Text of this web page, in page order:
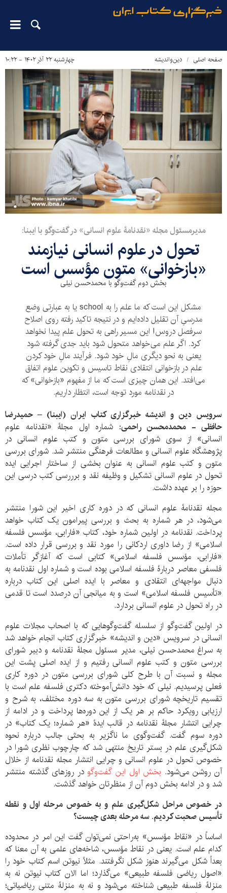
صفحه اصلی دین‌واندیشه چهارشنبه ۲۲ آذر ۱۴۰۲ - ۱۰:۲۲
مدیرمسئول مجله «نقدنامۀ علوم انسانی» در گفت‌وگو با ایبنا:
تحول در علوم انسانی نیازمند
«بازخوانی» متون مؤسس است
بخش دوم گفت‌وگو با محمدحسن نیلی
مشکل این است که ما علم را به school یا به عبارتی وضع
مدرسیِ آن تقلیل داده‌ایم و در نتیجه تاکید رفته روی اصلاح
سرفصل دروس! این مسیر راهی به تحول علم پیدا نخواهد
کرد. اگر علم می‌خواهد متحول شود باید جدی گرفته شود
یعنی به نحو دیگری مالِ خود شود. فرآیند مالِ خود کردن
علم در بازخوانی انتقادی نقاط تاسیس و تکوین علوم اتفاق
می‌افتد. این همان چیزی است که ما از مفهوم «بازخوانی» که
در نقدنامه مورد توجه است، انتظار داریم.
سرویس دین و اندیشه خبرگزاری کتاب ایران (ایبنا) – حمیدرضا
حافظی - محمدمحسن راحمی: شماره اول مجلۀ «نقدنامه علوم
انسانی» از سوی شورای بررسی متون و کتب علوم انسانی در
پژوهشگاه علوم انسانی و مطالعات فرهنگی منتشر شد. شورای بررسی
متون و کتب علوم انسانی به عنوان بخشی از ساختار اجرایی ایده
تحول در علوم انسانی تشکیل و وظیفه نقد و برررسی کتب درسی این
حوزه را بر عهده داشت.
مجله نقدنامۀ علوم انسانی که در دوره کاری اخیر این شورا منتشر
می‌شود، در هر شماره به بحث و بررسی پیرامون یک کتاب خواهد
پرداخت. نقدنامه در اولین شماره خود، کتاب «فارابی، مؤسس فلسفه
اسلامی» از رضا داوری اردکانی را مورد نقد و بررسی قرار داده است.
«فارابی، مؤسس فلسفه اسلامی» کتابی است که آغازگر تأملات
فلسفی معاصر دربارهٔ فلسفه اسلامی بوده است و شماره اول نقدنامه به
دنبال مواجهه‌ای انتقادی و معاصر با ایده اصلی این کتاب درباره
«تأسیس فلسفه اسلامی» است و به میانجی آن درصدد است تا قدمی
در راه تحول در علوم انسانی بردارد.
در اولین گفت‌وگو از سلسله گفت‌وگوهایی که با اصحاب مجلات علوم
انسانی در سرویس «دین و اندیشه» خبرگزاری کتاب انجام خواهد شد
به سراغ محمدحسن نیلی، مدیر مسئول مجلۀ نقدنامه و دبیر شورای
بررسی متون و کتب علوم انسانی رفتیم و از ایده اصلی پشت این
مجله و نسبت آن با طرح کلی شورای بررسی متون در دوره کاری
فعلی پرسیدیم. نیلی که خود دانش‌آموخته دکتری فلسفه علم است با
تقسیم تاریخچه شورای بررسی متون به سه دوره مختلف، به شرح و
ارزیابی رویکرد حاکم بر هر یک از این دوره‌ها پرداخت و در ادامه از
چرایی انتشار مجلۀ نقدنامه در قالب ایدۀ «هر شماره؛ یک کتاب» در
دوره سوم گفت. گفت‌وگوی ما ناگزیر به بحثی جالب درباره نحوه
شکل‌گیری علم در بستر تاریخ منتهی شد که چارچوب نظری شورا در
خصوص تحول در علوم انسانی و چرایی انتشار مجله نقدنامه از خلال
آن روشن می‌شود. بخش اول این گفت‌وگودر روزهای گذشته منتشر
شد و در ادامه بخش دوم آن از منظرتان خواهد گذشت.
در خصوص مراحل شکل‌گیری علم و به خصوص مرحله اول و نقطه
تأسیس صحبت کردیم. سه مرحله بعدی چیست؟
اساساً در «نقاط مؤسس» به‌راحتی نمی‌توان گفت این امر در محدوده
کدام علم است. یعنی در نقاط مؤسس، شاخه‌های علمی به آن معنا که
بعداً شکل می‌گیرند هنوز شکل نگرفتند. مثلاً نیوتن اسم کتاب خود را
«اصول ریاضی فلسفه طبیعی» می‌گذارد؛ اما الان کتاب نیوتن نه به
منزلۀ فلسفه طبیعی شناخته می‌شود و نه به منزلۀ متنی ریاضیاتی؛